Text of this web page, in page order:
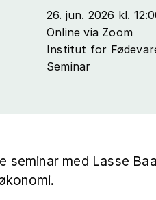
26. jun. 2026 kl.
Online via Zoom
Institut for
Seminar
seminar med Lasse